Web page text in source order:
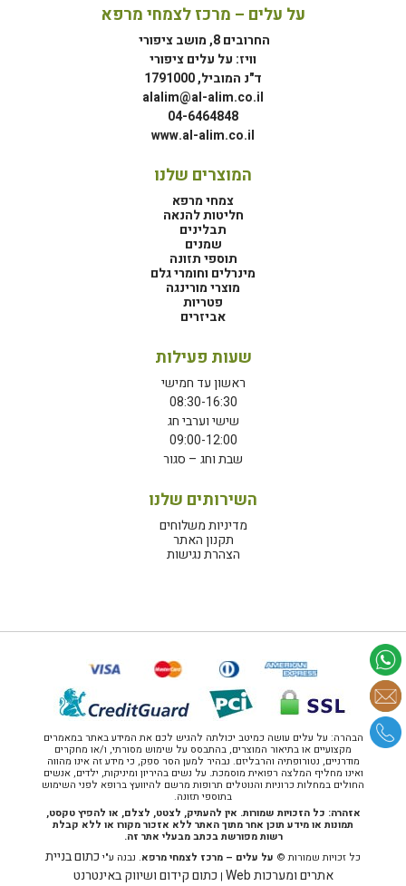
על עלים – מרכז לצמחי מרפא
החרובים 8, מושב ציפורי
וויז: על עלים ציפורי
ד"נ המוביל, 1791000
alalim@al-alim.co.il
04-6464848
www.al-alim.co.il
המוצרים שלנו
צמחי מרפא
חליטות להנאה
תבלינים
שמנים
תוספי תזונה
מינרלים וחומרי גלם
מוצרי מורינגה
פטריות
אביזרים
שעות פעילות
ראשון עד חמישי
08:30-16:30
שישי וערבי חג
09:00-12:00
שבת וחג – סגור
השירותים שלנו
מדיניות משלוחים
תקנון האתר
הצהרת נגישות
הבהרה: על עלים עושה כמיטב יכולתה להגיש לכם את המידע באתר במאמרים
מקצועיים או בתיאור המוצרים, בהתבסס על שימוש מסורתי, ו/או מחקרים
מודרניים, נטורופתיה והרבליזם. נבהיר למען הסר ספק, כי מידע זה אינו מהווה
ואינו מחליף המלצה רפואית מוסמכת. על נשים בהיריון ומיניקות, ילדים, אנשים
החולים במחלות כרוניות והנוטלים תרופות מרשם להיוועץ ברופא לפני השימוש
בתוספי תזונה.
אזהרה: כל הזכויות שמורות. אין להעתיק, לצטט, לצלם, או להפיץ טקסט,
תמונות או מידע תוכן אחר מתוך האתר ללא אזכור מקורו או ללא קבלת
רשות מפורשת בכתב מבעלי אתר זה.
כל זכויות שמורות © על עלים – מרכז לצמחי מרפא. נבנה ע"יכתום בניית
אתרים ומערכות Web
| כתום קידום ושיווק באינטרנט